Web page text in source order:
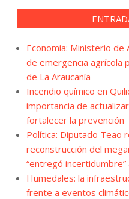
Economía: Ministerio de
de emergencia agrícola
de La Araucanía
Incendio químico en
importancia de
fortalecer la prevención
Política: Diputado Teao
reconstrucción del
“entregó
Humedales: la
frente a eventos